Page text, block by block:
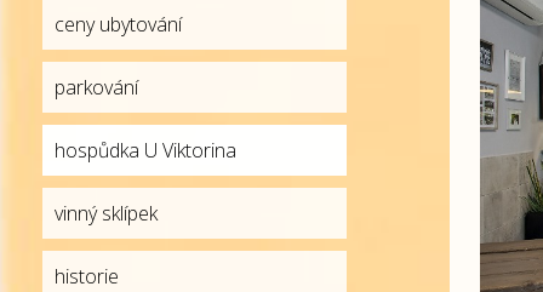
ceny ubytování
parkování
hospůdka U Viktorina
vinný sklípek
historie